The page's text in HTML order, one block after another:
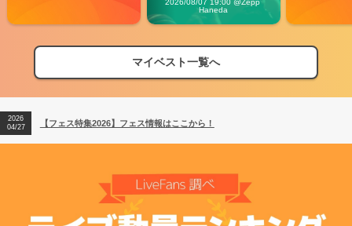
2026/08/07 19:00 @Zepp
Haneda
マイベスト一覧へ
【フェス特集2026】フェス情報はここから！
【ライブ動員ランキング】2026年上半期編発表！
2026
04/27
【フェス特集2026】フェス情報はここから！
2026